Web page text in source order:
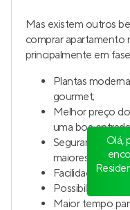
Mas existem outros
comprar apartamento
principalmente em
Plantas
gourmet;
Melhor preço
uma boa
Segurança no
maiores
Facilidade de
Possibilidade de
Maior tempo
Olá,